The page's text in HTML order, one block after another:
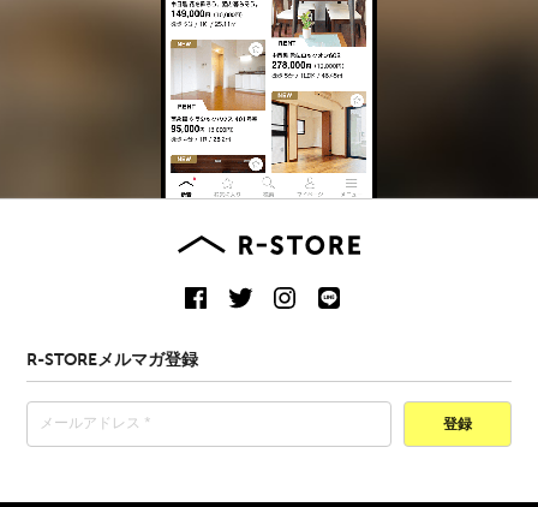
R-STOREメルマガ登録
登録